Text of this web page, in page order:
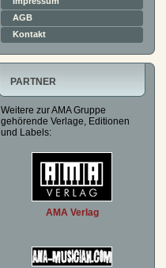
AGB
Kontakt
PARTNER
Weitere zur AMA Gruppe
gehörende Verlage, Editionen
und Labels:
AMA Verlag